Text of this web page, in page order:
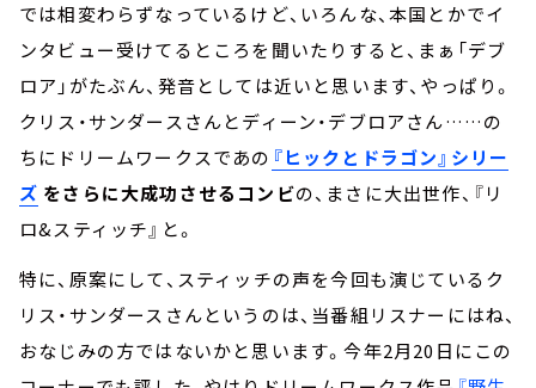
では相変わらずなっているけど、いろんな、本国とかでイ
ンタビュー受けてるところを聞いたりすると、まぁ「デブ
ロア」がたぶん、発音としては近いと思います、やっぱり。
クリス・サンダースさんとディーン・デブロアさん……の
ちにドリームワークスであの 『ヒックとドラゴン』シリー
ズ をさらに大成功させるコンビの、まさに大出世作、『リ
ロ&スティッチ』と。
特に、原案にして、スティッチの声を今回も演じているク
リス・サンダースさんというのは、当番組リスナーにはね、
おなじみの方ではないかと思います。今年2月20日にこの